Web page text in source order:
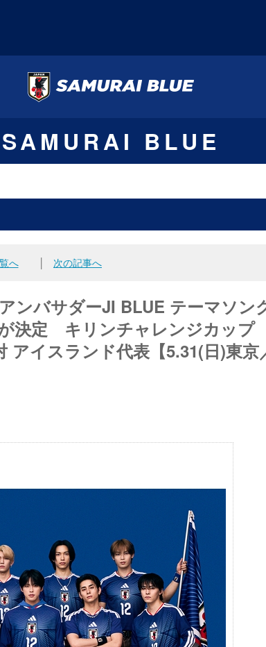
SAMURAI BLUE
へ 次の記事へ
ンバサダーJI BLUE テーマソン
決定 キリンチャレンジカップ
アイスランド代表【5.31(日)東京